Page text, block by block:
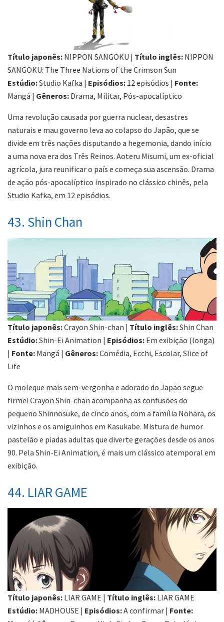
Título japonês: NIPPON SANGOKU | Título inglês: NIPPON
SANGOKU: The Three Nations of the Crimson Sun
Estúdio:Studio Kafka | Episódios: 12 episódios | Fonte:
Mangá | Gêneros: Drama, Militar, Pós-apocalíptico
Uma revolução causada por guerra nuclear, desastres
naturais e mau governo leva ao colapso do Japão, que se
divide em três nações disputando a hegemonia, dando início
a uma nova era dos Três Reinos. Aoteru Misumi, um ex-oficial
agrícola, jura reunificar o país e começa sua ascensão. Drama
de ação pós-apocalíptico inspirado no clássico chinês, pela
Studio Kafka, em 12 episódios.
43. Shin Chan
Título japonês:Crayon Shin-chan | Título inglês:Shin Chan
Estúdio:Shin-Ei Animation | Episódios: Em exibição (longa)
| Fonte: Mangá | Gêneros:Comédia, Ecchi, Escolar, Slice of
Life
O moleque mais sem-vergonha e adorado do Japão segue
firme! Crayon Shin-chan acompanha as confusões do
pequeno Shinnosuke, de cinco anos, com a família Nohara, os
vizinhos e os amiguinhos em Kasukabe. Mistura de humor
pastelão e piadas adultas que diverte gerações desde os anos
90. Pela Shin-Ei Animation, é mais um clássico atemporal em
exibição.
44. LIAR GAME
Título japonês: LIAR GAME | Título inglês: LIAR GAME
Estúdio: MADHOUSE | Episódios:A confirmar | Fonte: